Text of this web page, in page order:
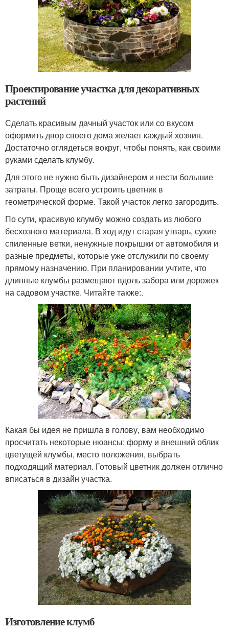
Проектирование участка для декоративных
растений
Сделать красивым дачный участок или со вкусом
оформить двор своего дома желает каждый хозяин.
Достаточно оглядеться вокруг, чтобы понять, как своими
руками сделать клумбу.
Для этого не нужно быть дизайнером и нести большие
затраты. Проще всего устроить цветник в
геометрической форме. Такой участок легко загородить.
По сути, красивую клумбу можно создать из любого
бесхозного материала. В ход идут старая утварь, сухие
спиленные ветки, ненужные покрышки от автомобиля и
разные предметы, которые уже отслужили по своему
прямому назначению. При планировании учтите, что
длинные клумбы размещают вдоль забора или дорожек
на садовом участке. Читайте также:.
Какая бы идея не пришла в голову, вам необходимо
просчитать некоторые нюансы: форму и внешний облик
цветущей клумбы, место положения, выбрать
подходящий материал. Готовый цветник должен отлично
вписаться в дизайн участка.
Изготовление клумб